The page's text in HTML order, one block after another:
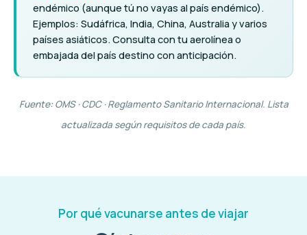
endémico (aunque tú no vayas al país endémico).
Ejemplos: Sudáfrica, India, China, Australia y varios
países asiáticos. Consulta con tu aerolínea o
embajada del país destino con anticipación.
Fuente: OMS · CDC · Reglamento Sanitario Internacional. Lista
actualizada según requisitos de cada país.
Por qué vacunarse antes de viajar